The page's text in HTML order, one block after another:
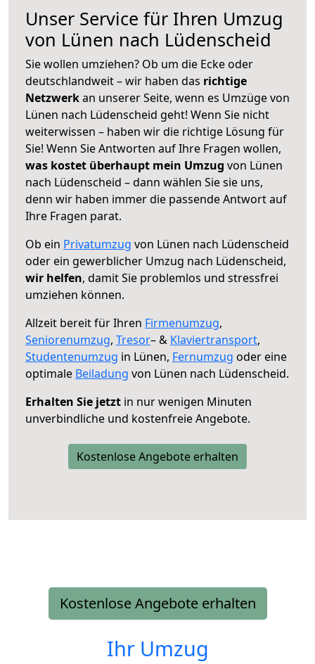
Unser Service für Ihren Umzug
von Lünen nach Lüdenscheid
Sie wollen umziehen? Ob um die Ecke oder
deutschlandweit – wir haben das richtige
Netzwerkan unserer Seite, wenn es Umzüge von
Lünen nach Lüdenscheid geht! Wenn Sie nicht
weiterwissen – haben wir die richtige Lösung für
Sie! Wenn Sie Antworten auf Ihre Fragen wollen,
was kostet überhaupt mein Umzug von Lünen
nach Lüdenscheid – dann wählen Sie sie uns,
denn wir haben immer die passende Antwort auf
Ihre Fragen parat.
Ob ein Privatumzug von Lünen nach Lüdenscheid
oder ein gewerblicher Umzug nach Lüdenscheid,
wir helfen, damit Sie problemlos und stressfrei
umziehen können.
Allzeit bereit für Ihren Firmenumzug,
Seniorenumzug, Tresor– & Klaviertransport,
Studentenumzug in Lünen, Fernumzug oder eine
optimale Beiladung von Lünen nach Lüdenscheid.
Erhalten Sie jetzt in nur wenigen Minuten
unverbindliche und kostenfreie Angebote.
Kostenlose Angebote erhalten
Kostenlose Angebote erhalten
Ihr Umzug